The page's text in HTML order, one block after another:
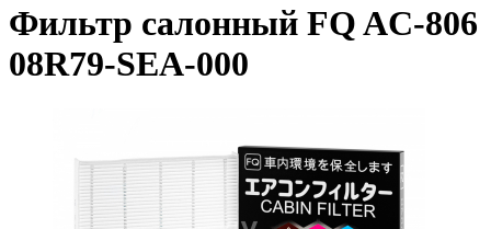
Фильтр салонный FQ AC-806
08R79-SEA-000